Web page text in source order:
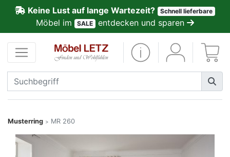
Keine Lust auf lange Wartezeit? Schnell lieferbare
Möbel im SALE entdecken und sparen
Musterring > MR 260
Kundenmeinungen
Anmelden
PREMIUM
Schnell
lieferbar